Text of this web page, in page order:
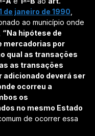
de janeiro de 1990
ao município onde
“Na hipótese de
mercadorias por
qual as transações
as transações
adicionado deverá ser
ocorreu a
os
no mesmo Estado
de ocorrer essa